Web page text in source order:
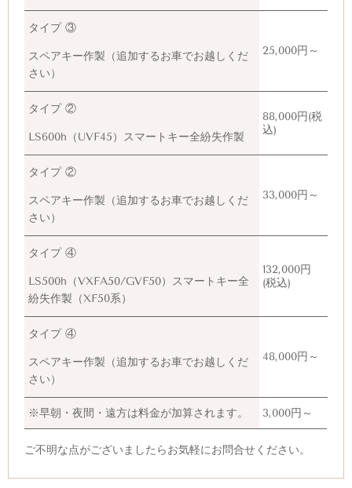
タイプ ③
スペアキー作製（追加するお車でお越しくだ
さい）
25,000円～
タイプ ②
LS600h（UVF45）スマートキー全紛失作製
88,000円(税
込)
タイプ ②
スペアキー作製（追加するお車でお越しくだ
さい）
33,000円～
タイプ ④
LS500h（VXFA50/GVF50）スマートキー全
紛失作製（XF50系）
132,000円
(税込)
タイプ ④
スペアキー作製（追加するお車でお越しくだ
さい）
48,000円～
※早朝・夜間・遠方は料金が加算されます。 3,000円～
ご不明な点がございましたらお気軽にお問合せください。